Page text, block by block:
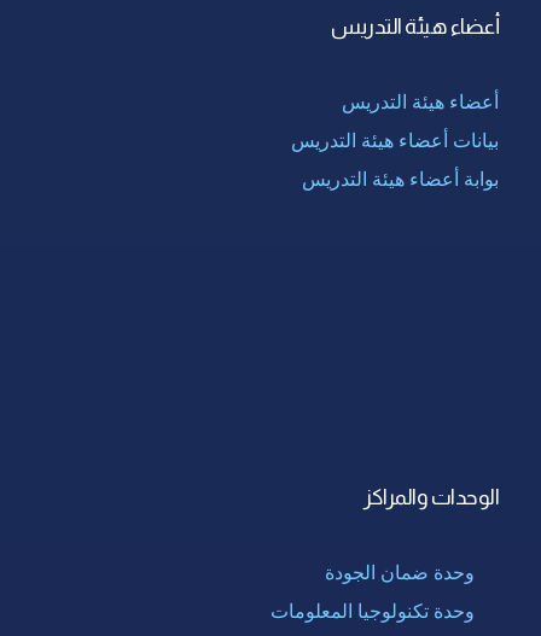
أعضاء هيئة التدريس
أعضاء هيئة التدريس
بيانات أعضاء هيئة التدريس
بوابة أعضاء هيئة التدريس
الوحدات والمراكز
وحدة ضمان الجودة
وحدة تكنولوجيا المعلومات